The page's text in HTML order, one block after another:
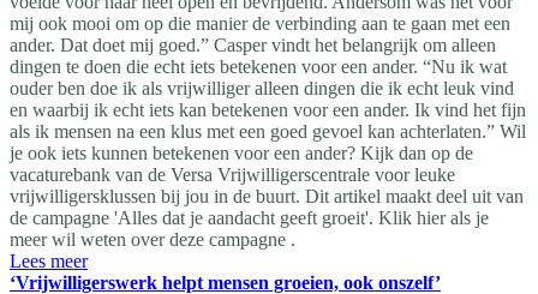
mij ook mooi om op die manier de verbinding aan te gaan met een
ander. Dat doet mij goed.” Casper vindt het belangrijk om alleen
dingen te doen die echt iets betekenen voor een ander. “Nu ik wat
ouder ben doe ik als vrijwilliger alleen dingen die ik echt leuk vind
en waarbij ik echt iets kan betekenen voor een ander. Ik vind het fijn
als ik mensen na een klus met een goed gevoel kan achterlaten.” Wil
je ook iets kunnen betekenen voor een ander? Kijk dan op de
vacaturebank van de Versa Vrijwilligerscentrale voor leuke
vrijwilligersklussen bij jou in de buurt. Dit artikel maakt deel uit van
de campagne 'Alles dat je aandacht geeft groeit'. Klik hier als je
meer wil weten over deze campagne .
Lees meer
‘Vrijwilligerswerk helpt mensen groeien, ook onszelf’